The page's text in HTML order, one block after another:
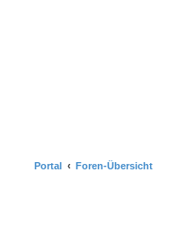
Portal Foren-Übersicht